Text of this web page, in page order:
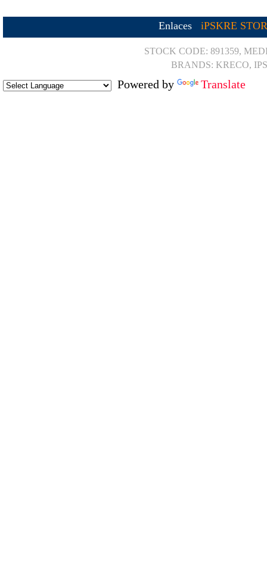
Enlaces iPSKRE
STOCK CODE: 891359,
BRANDS: KRECO,
Powered by Translate